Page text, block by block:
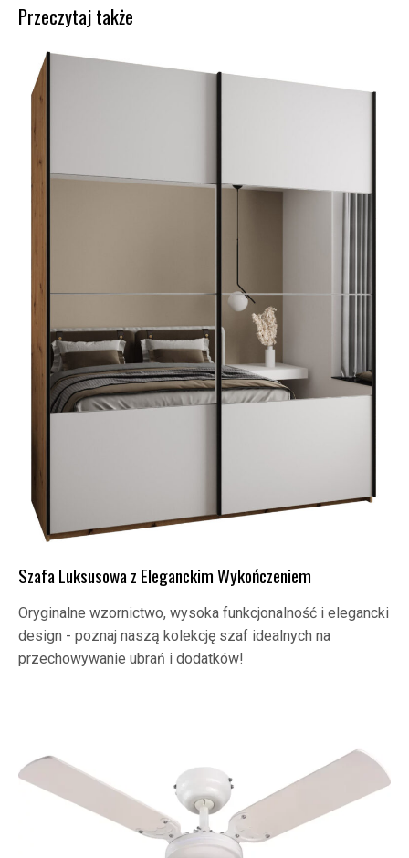
Przeczytaj także
Szafa Luksusowa z Eleganckim Wykończeniem
Oryginalne wzornictwo, wysoka funkcjonalność i elegancki
design - poznaj naszą kolekcję szaf idealnych na
przechowywanie ubrań i dodatków!